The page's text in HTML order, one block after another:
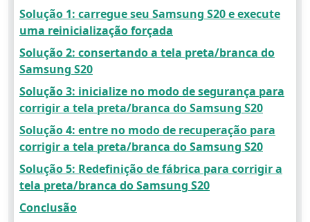
Solução 1: carregue seu Samsung S20 e execute
uma reinicialização forçada
Solução 2: consertando a tela preta/branca do
Samsung S20
Solução 3: inicialize no modo de segurança para
corrigir a tela preta/branca do Samsung S20
Solução 4: entre no modo de recuperação para
corrigir a tela preta/branca do Samsung S20
Solução 5: Redefinição de fábrica para corrigir a
tela preta/branca do Samsung S20
Conclusão